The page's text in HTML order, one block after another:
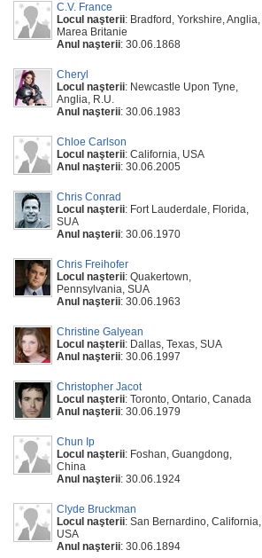
C.V. France
Locul naşterii: Bradford, Yorkshire, Anglia,
Marea Britanie
Anul naşterii: 30.06.1868
Cheryl
Locul naşterii: Newcastle Upon Tyne,
Anglia, R.U.
Anul naşterii: 30.06.1983
Chloe Carlson
Locul naşterii: California, USA
Anul naşterii: 30.06.2005
Chris Conrad
Locul naşterii: Fort Lauderdale, Florida,
SUA
Anul naşterii: 30.06.1970
Chris Freihofer
Locul naşterii: Quakertown,
Pennsylvania, SUA
Anul naşterii: 30.06.1963
Christine Galyean
Locul naşterii: Dallas, Texas, SUA
Anul naşterii: 30.06.1997
Christopher Jacot
Locul naşterii: Toronto, Ontario, Canada
Anul naşterii: 30.06.1979
Chun Ip
Locul naşterii: Foshan, Guangdong,
China
Anul naşterii: 30.06.1924
Clyde Bruckman
Locul naşterii: San Bernardino, California,
USA
Anul naşterii: 30.06.1894